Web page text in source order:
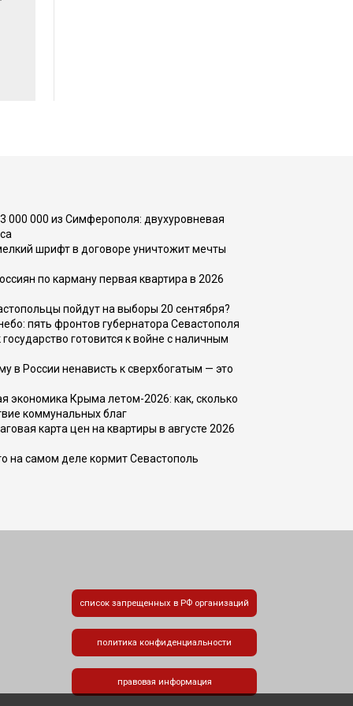
000 000 из Симферополя: двухуровневая
шрифт в договоре уничтожит мечты
по карману первая квартира в 2026
пойдут на выборы 20 сентября?
пять фронтов губернатора Севастополя
готовится к войне с наличным
в России ненависть к сверхбогатым — это
экономика Крыма летом-2026: как, сколько
коммунальных благ
карта цен на квартиры в августе 2026
на самом деле кормит Севастополь
список запрещенных в РФ организаций
политика конфиденциальности
правовая информация